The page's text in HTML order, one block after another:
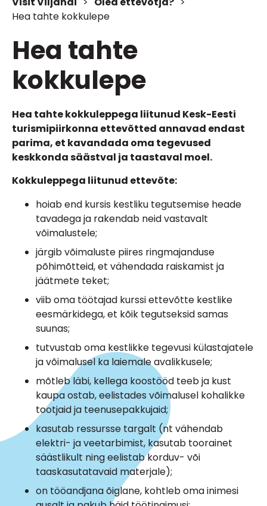
Hea tahte kokkulepe
Hea tahte
kokkulepe
Hea tahte kokkuleppega liitunud Kesk-Eesti
turismipiirkonna ettevõtted annavad endast
parima, et kavandada oma tegevused
keskkonda säästval ja taastaval moel.
Kokkuleppega liitunud ettevõte:
hoiab end kursis kestliku tegutsemise heade
tavadega ja rakendab neid vastavalt
võimalustele;
järgib võimaluste piires ringmajanduse
põhimõtteid, et vähendada raiskamist ja
jäätmete teket;
viib oma töötajad kurssi ettevõtte kestlike
eesmärkidega, et kõik tegutseksid samas
suunas;
tutvustab oma kestlikke tegevusi külastajatele
ja võimalusel ka laiemale avalikkusele;
mõtleb läbi, kellega koostööd teeb ja kust
kaupa ostab, eelistades võimalusel kohalikke
tootjaid ja teenusepakkujaid;
kasutab ressursse targalt (nt vähendab
elektri- ja veetarbimist, kasutab toorainet
säästlikult ning eelistab korduv- või
taaskasutatavaid materjale);
on tööandjana õiglane, kohtleb oma inimesi